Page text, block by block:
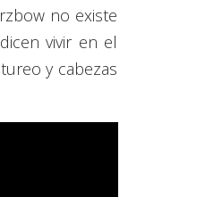
no existe
vivir en el
y cabezas